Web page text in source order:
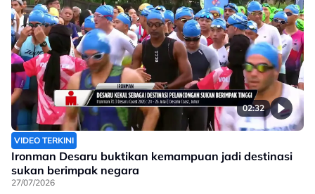
02:32
VIDEO TERKINI
Ironman Desaru buktikan kemampuan jadi destinasi
sukan berimpak negara
27/07/2026